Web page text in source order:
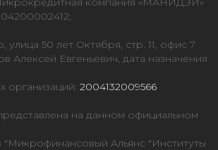
50 лет Октября, стр. 11, офис 7
Алексей Евгеньевич, дата назначения
организаций: 2004132009566
на данном официальном
Альянс "Институты